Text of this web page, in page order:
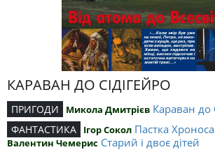
КАРАВАН ДО СІДІГЕЙРО
ПРИГОДИ Микола Дмитрієв Караван до
ФАНТАСТИКА Ігор Сокол Пастка Хроноса
Валентин Чемерис Старий і двоє дітей